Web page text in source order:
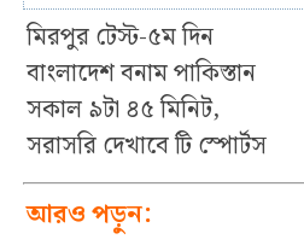
মিরপুর টেস্ট-৫ম দিন
বাংলাদেশ বনাম পাকিস্তান
সকাল ৯টা ৪৫ মিনিট,
সরাসরি দেখাবে টি স্পোর্টস
আরও পড়ুন: